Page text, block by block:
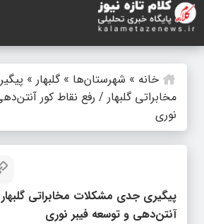
خانه » شهرستان‌ها »گلبهار »
مخابراتی گلبهار / رفع نقاط کور
نوری
پیگیری جدی مشکلات مخابراتی
آنتن‌دهی و توسعه فیبر نوری